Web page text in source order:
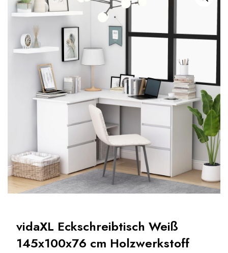
vidaXL Eckschreibtisch Weiß
145x100x76 cm Holzwerkstoff